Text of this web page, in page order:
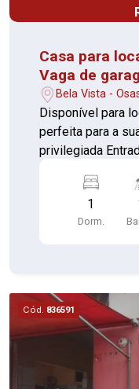
Casa para
Vaga de
Vista/Osasco
Bela Vista -
Disponível para locação
perfeita para a sua família
privilegiada Entrada comum para 02 Casas 01
Cozinha (piso
separada 01 Vaga de garagem descoberta
Próximo a
com boa oferta
o deslocamento
cidade.
1
Dorm.
Cód. 836591